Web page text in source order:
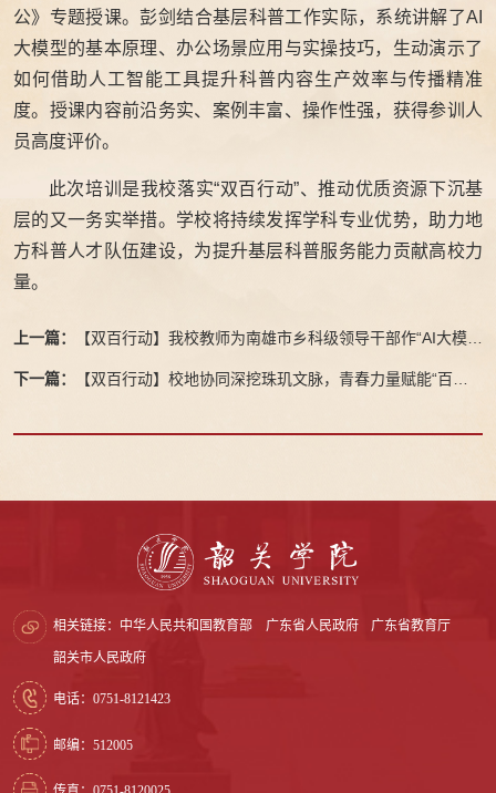
公》专题授课。彭剑结合基层科普工作实际，系统讲解了AI
大模型的基本原理、办公场景应用与实操技巧，生动演示了
如何借助人工智能工具提升科普内容生产效率与传播精准
度。授课内容前沿务实、案例丰富、操作性强，获得参训人
员高度评价。
此次培训是我校落实“双百行动”、推动优质资源下沉基
层的又一务实举措。学校将持续发挥学科专业优势，助力地
方科普人才队伍建设，为提升基层科普服务能力贡献高校力
量。
上一篇：
【双百行动】我校教师为南雄市乡科级领导干部作“AI大模型
下一篇：
【双百行动】校地协同深挖珠玑文脉，青春力量赋能“百千
相关链接： 中华人民共和国教育部 广东省人民政府 广东省教育厅
韶关市人民政府
电话：0751-8121423
邮编：512005